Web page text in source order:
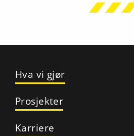
Hva vi gjør
Prosjekter
Karriere